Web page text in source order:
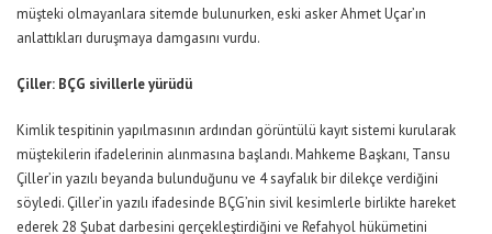
müşteki olmayanlara sitemde bulunurken, eski asker Ahmet Uçar’ın
anlattıkları duruşmaya damgasını vurdu.
Çiller: BÇG sivillerle yürüdü
Kimlik tespitinin yapılmasının ardından görüntülü kayıt sistemi kurularak
müştekilerin ifadelerinin alınmasına başlandı. Mahkeme Başkanı, Tansu
Çiller’in yazılı beyanda bulunduğunu ve 4 sayfalık bir dilekçe verdiğini
söyledi. Çiller’in yazılı ifadesinde BÇG’nin sivil kesimlerle birlikte hareket
ederek 28 Şubat darbesini gerçekleştirdiğini ve Refahyol hükümetini